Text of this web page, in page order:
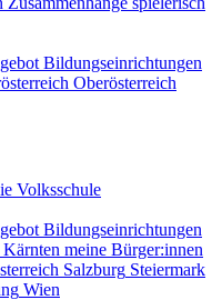
Bildungseinrichtungen
Oberösterreich
Volksschule
Bildungseinrichtungen
Kärnten meine Bürger:innen
Salzburg Steiermark
Wien